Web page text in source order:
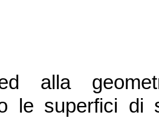
alla
le superfici di